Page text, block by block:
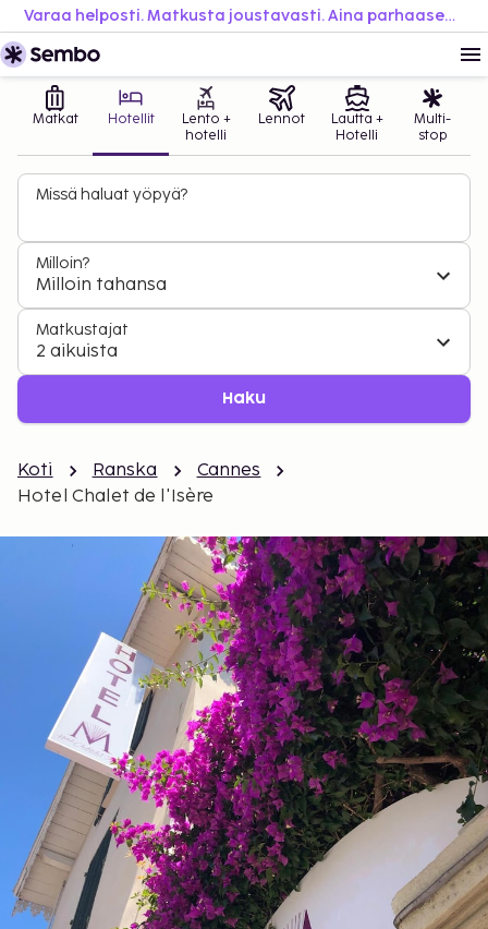
Varaa helposti. Matkusta joustavasti. Aina parhaaseen hintaan.
Matkat Hotellit
Lento +
hotelli
Lennot
Lautta +
Hotelli
Multi-
stop
Missä haluat yöpyä?
Milloin?
Milloin tahansa
Matkustajat
2 aikuista
Haku
Koti Ranska
Cannes
Hotel Chalet de l'Isère